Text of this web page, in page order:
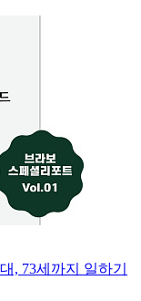
, 73세까지 일하기